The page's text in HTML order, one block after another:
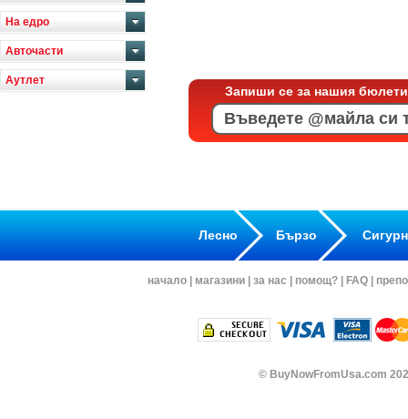
На едро
Авточасти
Аутлет
Запиши се за нашия
Лесно Бързо
начало магазини за нас помощ? FAQ
© BuyNowFromUsa.com